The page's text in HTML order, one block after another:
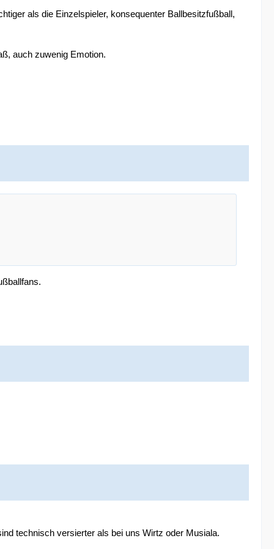
als die Einzelspieler, konsequenter Ballbesitzfußball,
auch zuwenig Emotion.
technisch versierter als bei uns Wirtz oder Musiala.